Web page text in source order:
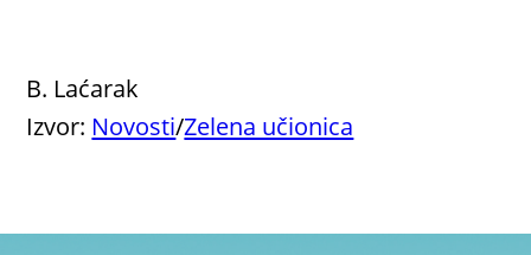
B. Laćarak
Izvor: Novosti/Zelena učionica